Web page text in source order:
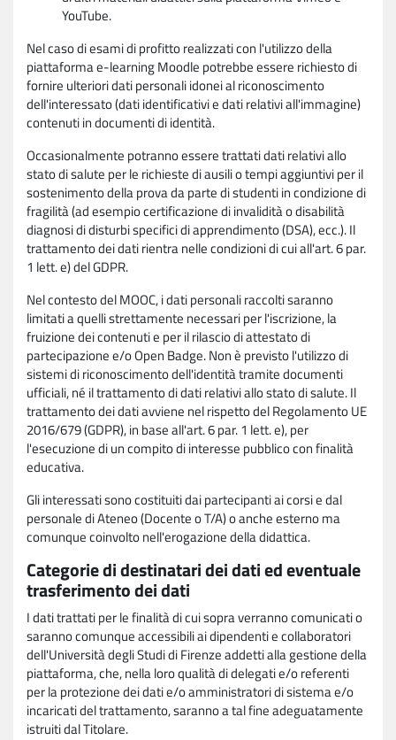
YouTube.
Nel caso di esami di profitto realizzati con l'utilizzo della
piattaforma e-learning Moodle potrebbe essere richiesto di
fornire ulteriori dati personali idonei al riconoscimento
dell'interessato (dati identificativi e dati relativi all'immagine)
contenuti in documenti di identità.
Occasionalmente potranno essere trattati dati relativi allo
stato di salute per le richieste di ausili o tempi aggiuntivi per il
sostenimento della prova da parte di studenti in condizione di
fragilità (ad esempio certificazione di invalidità o disabilità
diagnosi di disturbi specifici di apprendimento (DSA), ecc.). Il
trattamento dei dati rientra nelle condizioni di cui all'art. 6 par.
1 lett. e) del GDPR.
Nel contesto del MOOC, i dati personali raccolti saranno
limitati a quelli strettamente necessari per l'iscrizione, la
fruizione dei contenuti e per il rilascio di attestato di
partecipazione e/o Open Badge. Non è previsto l'utilizzo di
sistemi di riconoscimento dell'identità tramite documenti
ufficiali, né il trattamento di dati relativi allo stato di salute. Il
trattamento dei dati avviene nel rispetto del Regolamento UE
2016/679 (GDPR), in base all'art. 6 par. 1 lett. e), per
l'esecuzione di un compito di interesse pubblico con finalità
educativa.
Gli interessati sono costituiti dai partecipanti ai corsi e dal
personale di Ateneo (Docente o T/A) o anche esterno ma
comunque coinvolto nell'erogazione della didattica.
Categorie di destinatari dei dati ed eventuale
trasferimento dei dati
I dati trattati per le finalità di cui sopra verranno comunicati o
saranno comunque accessibili ai dipendenti e collaboratori
dell'Università degli Studi di Firenze addetti alla gestione della
piattaforma, che, nella loro qualità di delegati e/o referenti
per la protezione dei dati e/o amministratori di sistema e/o
incaricati del trattamento, saranno a tal fine adeguatamente
istruiti dal Titolare.